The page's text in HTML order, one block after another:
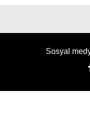
Sosyal